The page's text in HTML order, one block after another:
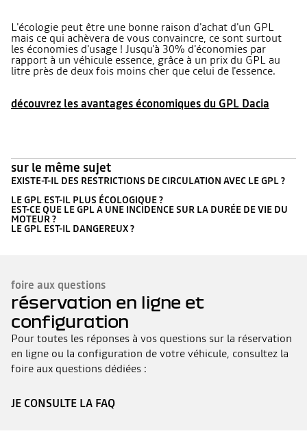
L'écologie peut être une bonne raison d'achat d'un GPL
mais ce qui achèvera de vous convaincre, ce sont surtout
les économies d'usage ! Jusqu'à 30% d'économies par
rapport à un véhicule essence, grâce à un prix du GPL au
litre près de deux fois moins cher que celui de l'essence.
découvrez les avantages économiques du GPL Dacia
sur le même sujet
EXISTE-T-IL DES RESTRICTIONS DE CIRCULATION AVEC LE GPL ?
LE GPL EST-IL PLUS ÉCOLOGIQUE ?
EST-CE QUE LE GPL A UNE INCIDENCE SUR LA DURÉE DE VIE DU
MOTEUR ?
LE GPL EST-IL DANGEREUX ?
foire aux questions
réservation en ligne et
configuration
Pour toutes les réponses à vos questions sur la réservation
en ligne ou la configuration de votre véhicule, consultez la
foire aux questions dédiées :
JE CONSULTE LA FAQ